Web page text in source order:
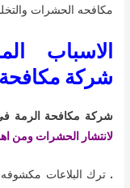
مكافحه الحشرات
الاسباب
شركة
شركة مكافحة الرمة
لانتشار الحشرات ومن
. ترك البلاعات